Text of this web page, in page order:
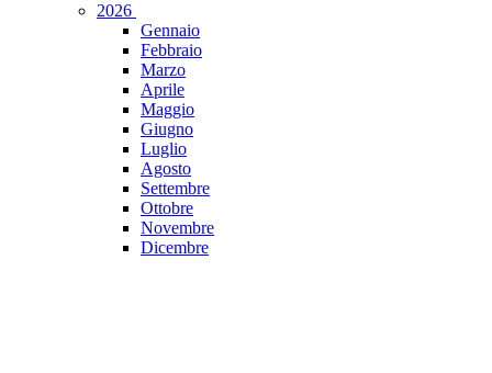
2026
Gennaio
Febbraio
Marzo
Aprile
Maggio
Giugno
Luglio
Agosto
Settembre
Ottobre
Novembre
Dicembre